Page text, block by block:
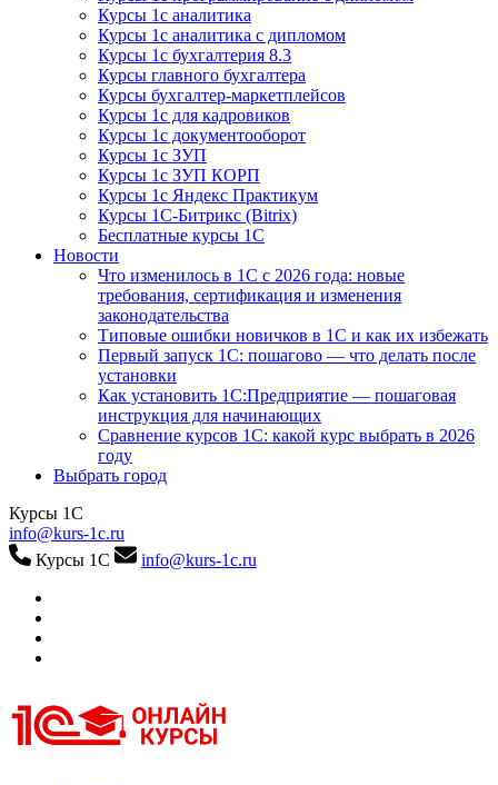
Курсы 1с аналитика
Курсы 1с аналитика с дипломом
Курсы 1с бухгалтерия 8.3
Курсы главного бухгалтера
Курсы бухгалтер-маркетплейсов
Курсы 1с для кадровиков
Курсы 1с документооборот
Курсы 1с ЗУП
Курсы 1с ЗУП КОРП
Курсы 1с Яндекс Практикум
Курсы 1С-Битрикс (Bitrix)
Бесплатные курсы 1С
Новости
Что изменилось в 1С с 2026 года: новые
требования, сертификация и изменения
законодательства
Типовые ошибки новичков в 1С и как их избежать
Первый запуск 1С: пошагово — что делать после
установки
Как установить 1С:Предприятие — пошаговая
инструкция для начинающих
Сравнение курсов 1С: какой курс выбрать в 2026
году
Выбрать город
Курсы 1С
info@kurs-1c.ru
Курсы 1С
info@kurs-1c.ru